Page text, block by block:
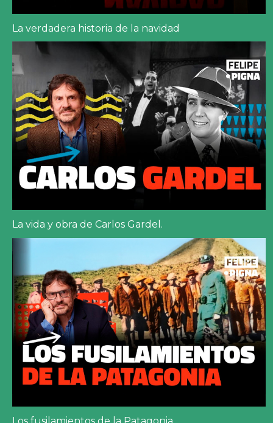
La verdadera historia de la navidad
La vida y obra de Carlos Gardel.